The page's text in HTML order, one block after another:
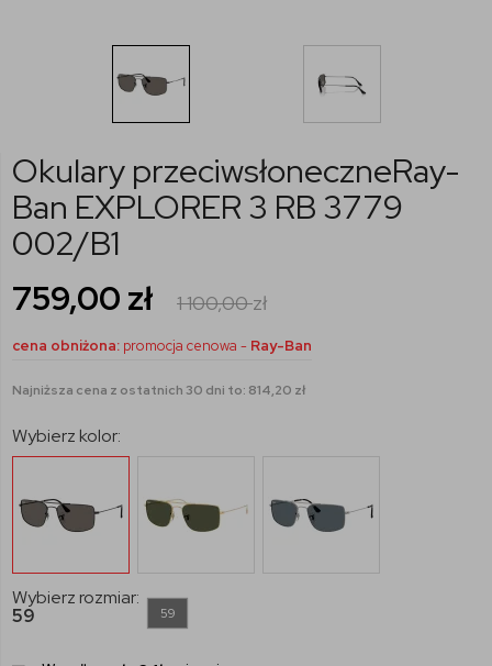
Okulary przeciwsłoneczneRay-
Ban EXPLORER 3 RB 3779
002/B1
759,00 zł 1 100,00zł
cena obniżona: promocja cenowa - Ray-Ban
Najniższa cena z ostatnich 30 dni to: 814,20 zł
Wybierz kolor:
Wybierz rozmiar:
59
59